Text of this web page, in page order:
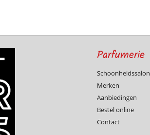
Parfumerie
Schoonheidssalon
Merken
Aanbiedingen
Bestel online
Contact